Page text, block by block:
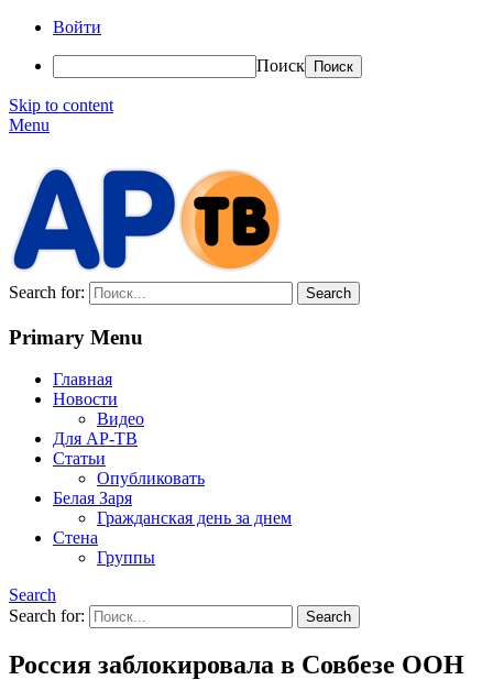
Войти
Поиск
Skip to content
Menu
Search for:
Primary Menu
Главная
Новости
Видео
Для АР-ТВ
Статьи
Опубликовать
Белая Заря
Гражданская день за днем
Стена
Группы
Search
Search for:
Россия заблокировала в Совбезе ООН